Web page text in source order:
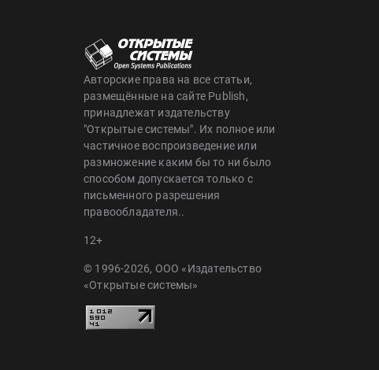
Авторские права на все статьи,
размещённые на сайте Publish,
принадлежат издательству
"Открытые системы". Их полное или
частичное воспроизведение или
размножение каким бы то ни было
способом допускается только с
письменного разрешения
правообладателя..
12+
© 1996-2026, ООО «Издательство
«Открытые системы»